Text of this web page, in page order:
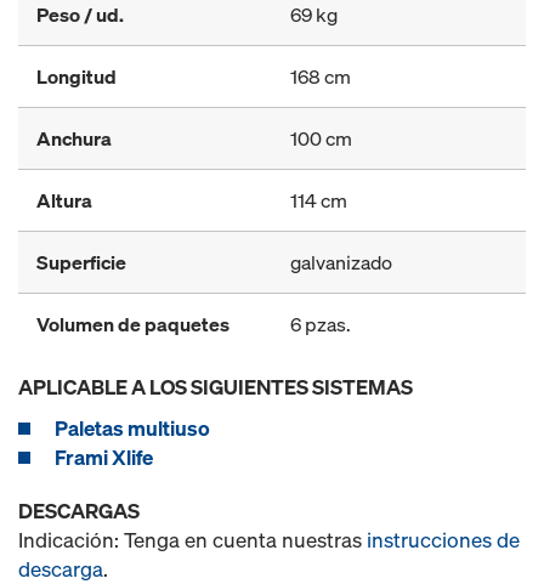
Peso / ud. 69 kg
Longitud 168 cm
Anchura 100 cm
Altura 114 cm
Superficie galvanizado
Volumen de paquetes 6 pzas.
APLICABLE A LOS SIGUIENTES SISTEMAS
Paletas multiuso
Frami Xlife
DESCARGAS
Indicación: Tenga en cuenta nuestras instrucciones de
descarga.